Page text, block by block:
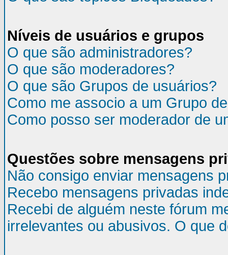
Níveis de usuários e grupos
O que são administradores?
O que são moderadores?
O que são Grupos de usuários?
Como me associo a um Grupo
Como posso ser moderador de
Questões sobre mensagens
Não consigo enviar mensagens
Recebo mensagens privadas
Recebi de alguém neste fórum
irrelevantes ou abusivos. O que